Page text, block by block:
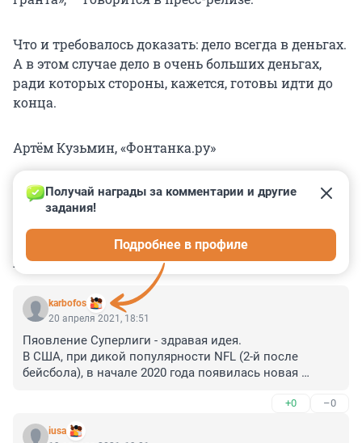
Что и требовалось доказать: дело всегда в деньгах.
А в этом случае дело в очень больших деньгах,
ради которых стороны, кажется, готовы идти до
конца.
Артём Кузьмин, «Фонтанка.ру»
КОММЕНТАРИИ 25
karbofos
Получай награды за комментарии и другие
задания!
Подробнее в профиле
20 апреля 2021, 18:51
Пяовление Суперлиги - здравая идея.
В США, при дикой популярности NFL (2-й после
бейсбола), в начале 2020 года появилась новая
То есть при существующей супер мощной системе
появилась еще одна. Которая, кстати, отличалась
форматом и была очень интересной.
+0 –0
iusa